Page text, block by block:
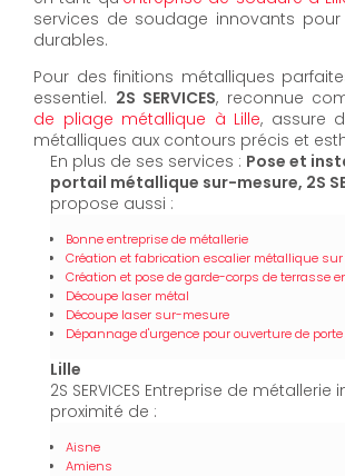
services de soudage innovants
durables.
Pour des finitions métalliques
essentiel. 2S SERVICES, reconnue
de pliage métallique à Lille, assure
métalliques aux contours précis et
En plus de ses services : Pose et
portail métallique sur-mesure, 2S
propose aussi :
Bonne entreprise de métallerie
Création et fabrication escalier métallique
Création et pose de garde-corps de terrasse
Découpe laser métal
Découpe laser sur-mesure
Dépannage d'urgence pour ouverture de
Lille
2S SERVICES Entreprise de métallerie
proximité de :
Aisne
Amiens